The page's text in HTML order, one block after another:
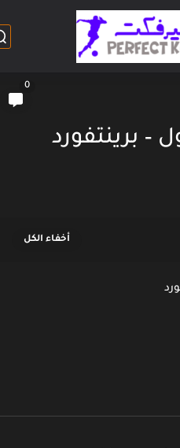
– برينتفورد